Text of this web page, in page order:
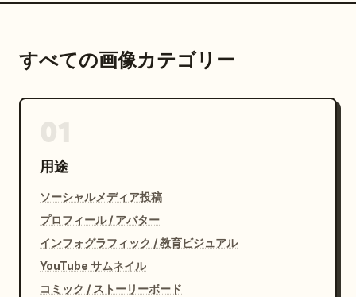
すべての画像カテゴリー
用途
ソーシャルメディア投稿
プロフィール / アバター
インフォグラフィック / 教育ビジュアル
YouTube サムネイル
コミック / ストーリーボード